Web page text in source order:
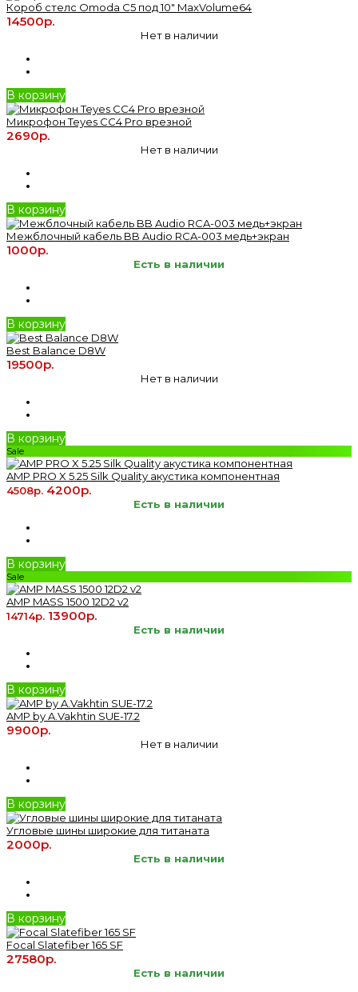
Короб стелс Omoda C5 под 10" MaxVolume64
14500р.
Нет в наличии
В корзину
Микрофон Teyes CC4 Pro врезной
2690р.
Нет в наличии
В корзину
Межблочный кабель BB Audio RCA-003 медь+экран
1000р.
Есть в наличии
В корзину
Best Balance D8W
19500р.
Нет в наличии
В корзину
Sale
AMP PRO X 5.25 Silk Quality акустика компонентная
4508р. 4200р.
Есть в наличии
В корзину
Sale
AMP MASS 1500 12D2 v2
14714р. 13900р.
Есть в наличии
В корзину
AMP by A.Vakhtin SUE-17.2
9900р.
Нет в наличии
В корзину
Угловые шины широкие для титаната
2000р.
Есть в наличии
В корзину
Focal Slatefiber 165 SF
27580р.
Есть в наличии